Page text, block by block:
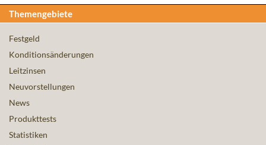
Themengebiete
Festgeld
Konditionsänderungen
Leitzinsen
Neuvorstellungen
News
Produkttests
Statistiken